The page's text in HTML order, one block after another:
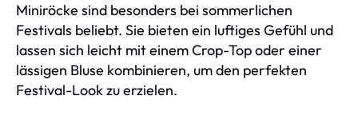
Miniröcke sind besonders bei sommerlichen
Festivals beliebt. Sie bieten ein luftiges Gefühl und
lassen sich leicht mit einem Crop-Top oder einer
lässigen Bluse kombinieren, um den perfekten
Festival-Look zu erzielen.